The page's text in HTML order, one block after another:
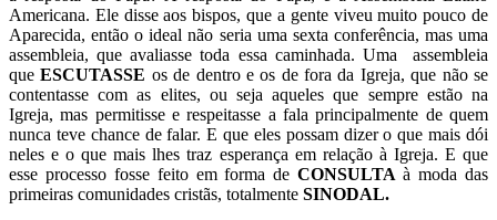
Americana. Ele disse aos bispos, que a gente viveu muito pouco de
Aparecida, então o ideal não seria uma sexta conferência, mas uma
assembleia, que avaliasse toda essa caminhada. Uma assembleia
queESCUTASSE os de dentro e os de fora da Igreja, que não se
contentasse com as elites, ou seja aqueles que sempre estão na
Igreja, mas permitisse e respeitasse a fala principalmente de quem
nunca teve chance de falar. E que eles possam dizer o que mais dói
neles e o que mais lhes traz esperança em relação à Igreja. E que
esse processo fosse feito em forma deCONSULTAà moda das
primeiras comunidades cristãs, totalmente SINODAL.